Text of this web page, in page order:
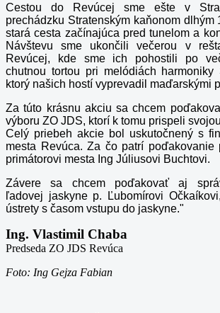
Cestou do Revúcej sme ešte v
prechádzku Stratenským kaňonom dlhým
stará cesta začínajúca pred tunelom a
Návštevu sme ukončili večerou v
Revúcej, kde sme ich pohostili po
chutnou tortou pri melódiách harmoniky
ktorý našich hostí vyprevadil maďarskými
Za túto krásnu akciu sa chcem
výboru ZO JDS, ktorí k tomu prispeli
Celý priebeh akcie bol uskutočnený s
mesta Revúca. Za čo patrí poďakovanie
primátorovi mesta Ing Júliusovi Buchtovi.
Závere sa chcem poďakovať aj
ľadovej jaskyne p. Ľubomírovi
ústrety s časom vstupu do jaskyne."
Ing. Vlastimil Chaba
Predseda ZO JDS Revúca
Foto: Ing Gejza Fabian